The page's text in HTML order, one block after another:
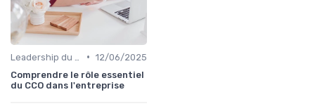
• 12/06/2025
Comprendre le rôle essentiel
du CCO dans l'entreprise